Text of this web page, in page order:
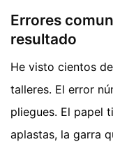
Errores
resultado
He visto cientos
talleres. El error
pliegues. El papel
aplastas, la garra